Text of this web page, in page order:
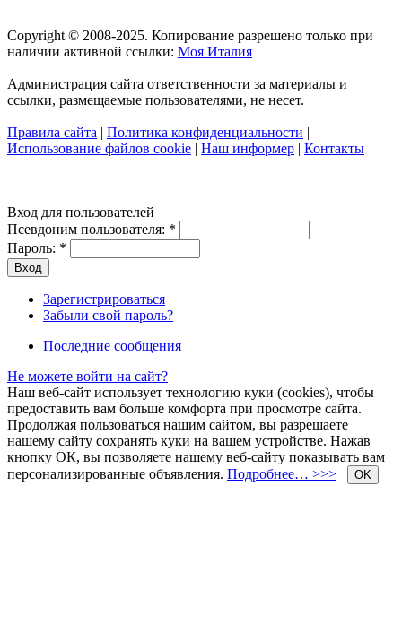
Copyright © 2008-2025. Копирование разрешено только при
наличии активной ссылки: Моя Италия
Администрация сайта ответственности за материалы и
ссылки, размещаемые пользователями, не несет.
Правила сайта | Политика конфиденциальности |
Использование файлов cookie | Наш информер | Контакты
Вход для пользователей
Псевдоним пользователя: *
Пароль: *
Зарегистрироваться
Забыли свой пароль?
Последние сообщения
Не можете войти на сайт?
Наш веб-сайт использует технологию куки (cookies), чтобы
предоставить вам больше комфорта при просмотре сайта.
Продолжая пользоваться нашим сайтом, вы разрешаете
нашему сайту сохранять куки на вашем устройстве. Нажав
кнопку ОК, вы позволяете нашему веб-сайту показывать вам
персонализированные объявления. Подробнее… >>> OK